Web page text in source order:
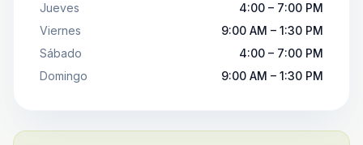
Jueves
4:00 – 7:00 PM
Viernes
9:00 AM – 1:30 PM
Sábado
4:00 – 7:00 PM
Domingo
9:00 AM – 1:30 PM